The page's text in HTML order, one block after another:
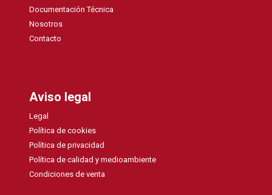
Documentación Técnica
Nosotros
Contacto
Aviso legal
Legal
Política de cookies
Política de privacidad
Política de calidad y medioambiente
Condiciones de venta